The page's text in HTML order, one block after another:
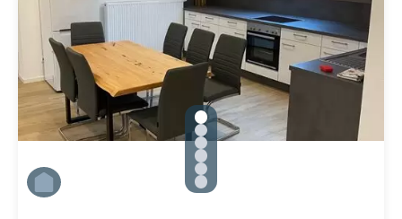
gallery.slide_selector
Zu Slide 1 wechseln
Zu Slide 2 wechseln
Zu Slide 3 wechseln
Zu Slide 4 wechseln
Zu Slide 5 wechseln
Zu Slide 6 wechseln